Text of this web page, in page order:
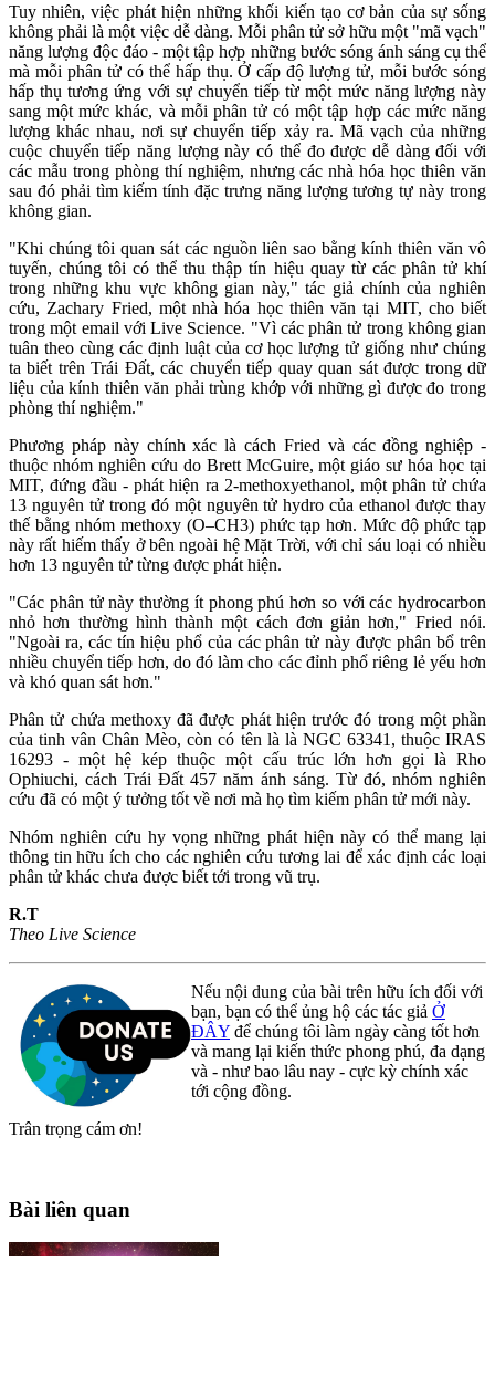
Tuy nhiên, việc phát hiện những khối kiến tạo cơ bản của sự sống
không phải là một việc dễ dàng. Mỗi phân tử sở hữu một "mã vạch"
năng lượng độc đáo - một tập hợp những bước sóng ánh sáng cụ thể
mà mỗi phân tử có thể hấp thụ. Ở cấp độ lượng tử, mỗi bước sóng
hấp thụ tương ứng với sự chuyển tiếp từ một mức năng lượng này
sang một mức khác, và mỗi phân tử có một tập hợp các mức năng
lượng khác nhau, nơi sự chuyển tiếp xảy ra. Mã vạch của những
cuộc chuyển tiếp năng lượng này có thể đo được dễ dàng đối với
các mẫu trong phòng thí nghiệm, nhưng các nhà hóa học thiên văn
sau đó phải tìm kiếm tính đặc trưng năng lượng tương tự này trong
không gian.
"Khi chúng tôi quan sát các nguồn liên sao bằng kính thiên văn vô
tuyến, chúng tôi có thể thu thập tín hiệu quay từ các phân tử khí
trong những khu vực không gian này," tác giả chính của nghiên
cứu, Zachary Fried, một nhà hóa học thiên văn tại MIT, cho biết
trong một email với Live Science. "Vì các phân tử trong không gian
tuân theo cùng các định luật của cơ học lượng tử giống như chúng
ta biết trên Trái Đất, các chuyển tiếp quay quan sát được trong dữ
liệu của kính thiên văn phải trùng khớp với những gì được đo trong
phòng thí nghiệm."
Phương pháp này chính xác là cách Fried và các đồng nghiệp -
thuộc nhóm nghiên cứu do Brett McGuire, một giáo sư hóa học tại
MIT, đứng đầu - phát hiện ra 2-methoxyethanol, một phân tử chứa
13 nguyên tử trong đó một nguyên tử hydro của ethanol được thay
thế bằng nhóm methoxy (O–CH3) phức tạp hơn. Mức độ phức tạp
này rất hiếm thấy ở bên ngoài hệ Mặt Trời, với chỉ sáu loại có nhiều
hơn 13 nguyên tử từng được phát hiện.
"Các phân tử này thường ít phong phú hơn so với các hydrocarbon
nhỏ hơn thường hình thành một cách đơn giản hơn," Fried nói.
"Ngoài ra, các tín hiệu phổ của các phân tử này được phân bổ trên
nhiều chuyển tiếp hơn, do đó làm cho các đỉnh phổ riêng lẻ yếu hơn
và khó quan sát hơn."
Phân tử chứa methoxy đã được phát hiện trước đó trong một phần
của tinh vân Chân Mèo, còn có tên là là NGC 63341, thuộc IRAS
16293 - một hệ kép thuộc một cấu trúc lớn hơn gọi là Rho
Ophiuchi, cách Trái Đất 457 năm ánh sáng. Từ đó, nhóm nghiên
cứu đã có một ý tưởng tốt về nơi mà họ tìm kiếm phân tử mới này.
Nhóm nghiên cứu hy vọng những phát hiện này có thể mang lại
thông tin hữu ích cho các nghiên cứu tương lai để xác định các loại
phân tử khác chưa được biết tới trong vũ trụ.
R.T
Theo Live Science
Nếu nội dung của bài trên hữu ích đối với
bạn, bạn có thể ủng hộ các tác giả Ở
ĐÂY để chúng tôi làm ngày càng tốt hơn
và mang lại kiến thức phong phú, đa dạng
và - như bao lâu nay - cực kỳ chính xác
tới cộng đồng.
Trân trọng cám ơn!
Bài liên quan